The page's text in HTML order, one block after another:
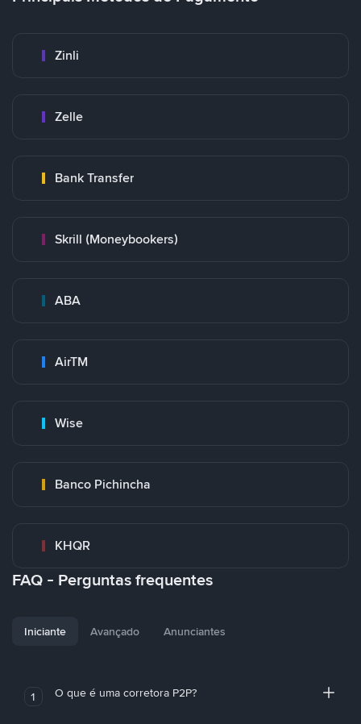
Zinli
Zelle
Bank Transfer
Skrill (Moneybookers)
ABA
AirTM
Wise
Banco Pichincha
KHQR
FAQ - Perguntas frequentes
Iniciante Avançado Anunciantes
1 O que é uma corretora P2P?